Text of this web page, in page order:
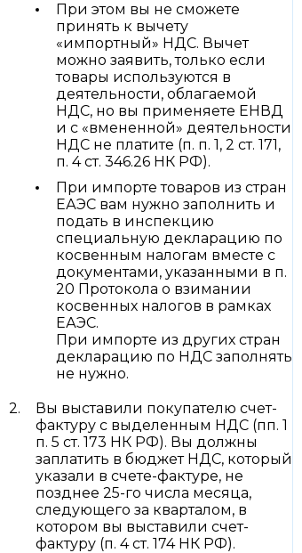
При этом вы не сможете
принять к вычету
«импортный» НДС. Вычет
можно заявить, только если
товары используются в
деятельности, облагаемой
НДС, но вы применяете ЕНВД
и с «вмененной» деятельности
НДС не платите (п. п. 1, 2 ст. 171,
п. 4 ст. 346.26 НК РФ).
При импорте товаров из стран
ЕАЭС вам нужно заполнить и
подать в инспекцию
специальную декларацию по
косвенным налогам вместе с
документами, указанными в п.
20 Протокола о взимании
косвенных налогов в рамках
ЕАЭС.
При импорте из других стран
декларацию по НДС заполнять
не нужно.
Вы выставили покупателю счет-
фактуру с выделенным НДС (пп. 1
п. 5 ст. 173 НК РФ). Вы должны
заплатить в бюджет НДС, который
указали в счете-фактуре, не
позднее 25-го числа месяца,
следующего за кварталом, в
котором вы выставили счет-
фактуру (п. 4 ст. 174 НК РФ).